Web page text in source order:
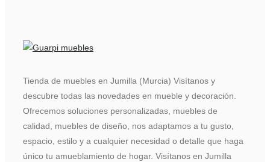
Tienda de muebles en Jumilla (Murcia) Visítanos y
descubre todas las novedades en mueble y decoración.
Ofrecemos soluciones personalizadas, muebles de
calidad, muebles de diseño, nos adaptamos a tu gusto,
espacio, estilo y a cualquier necesidad o detalle que haga
único tu amueblamiento de hogar. Visítanos en Jumilla